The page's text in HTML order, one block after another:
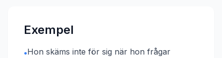
Exempel
•Hon skäms inte för sig när hon frågar